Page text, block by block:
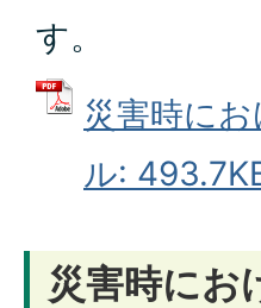
す。
災害時に
ル:
災害時にお